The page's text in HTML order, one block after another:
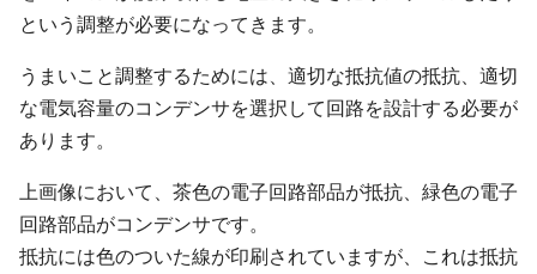
という調整が必要になってきます。
うまいこと調整するためには、適切な抵抗値の抵抗、適切
な電気容量のコンデンサを選択して回路を設計する必要が
あります。
上画像において、茶色の電子回路部品が抵抗、緑色の電子
回路部品がコンデンサです。
抵抗には色のついた線が印刷されていますが、これは抵抗